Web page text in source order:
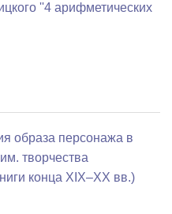
''4 арифметических
образа персонажа в
творчества
конца XIX–XX вв.)